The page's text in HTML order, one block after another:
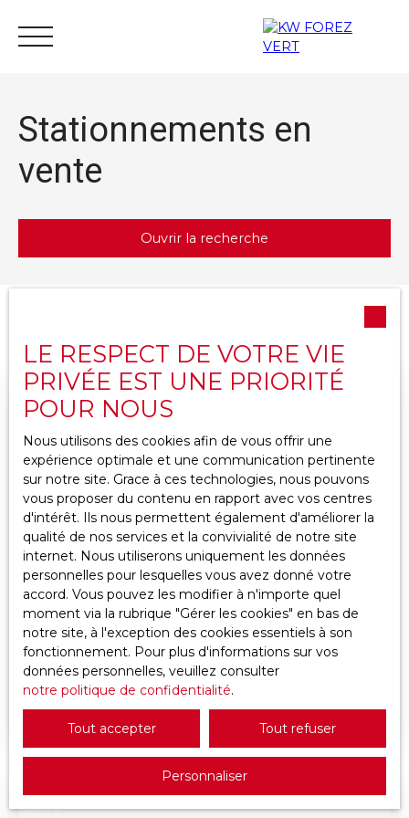
Nous rejoindre
Stationnements en
vente
Ouvrir la recherche
Stationnement
Type de bien
Budget max (€)
Surface min (m²)
Rechercher
Créer une alerte
10 000€
Stationnement à vendre, 1 place - Saint-
Étienne 42000
13m² Saint-Étienne 42000
Étienne, à proximité immédiate du Palais de
à forte tension de stationnement. Caractéristiques
du bien : Garage box fermé situé au sous-sol d'une
résidence sécurisée. Surface : 13 m² Dimensions :
LE RESPECT DE VOTRE VIE
PRIVÉE EST UNE PRIORITÉ
POUR NOUS
Nous utilisons des cookies afin de vous offrir une
expérience optimale et une communication pertinente
sur notre site. Grace à ces technologies, nous pouvons
vous proposer du contenu en rapport avec vos centres
d'intérêt. Ils nous permettent également d'améliorer la
qualité de nos services et la convivialité de notre site
internet. Nous utiliserons uniquement les données
personnelles pour lesquelles vous avez donné votre
accord. Vous pouvez les modifier à n'importe quel
moment via la rubrique ″Gérer les cookies″ en bas de
notre site, à l'exception des cookies essentiels à son
fonctionnement. Pour plus d'informations sur vos
données personnelles, veuillez consulter
notre politique de confidentialité.
Tout accepter Tout refuser
Personnaliser